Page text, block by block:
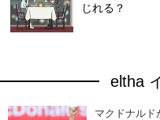
じれる？
eltha
マクドナルド